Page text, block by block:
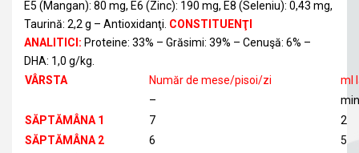
E5 (Mangan): 80 mg, E6 (Zinc): 190 mg, E8 (Seleniu): 0,43 mg,
Taurină: 2,2 g – Antioxidanţi. CONSTITUENŢI
ANALITICI: Proteine: 33% – Grăsimi: 39% – Cenuşă: 6% –
DHA: 1,0 g/kg.
VÂRSTA
Număr de mese/pisoi/zi
ml
–
min
SĂPTĂMÂNA 1
7
2
SĂPTĂMÂNA 2
6
5